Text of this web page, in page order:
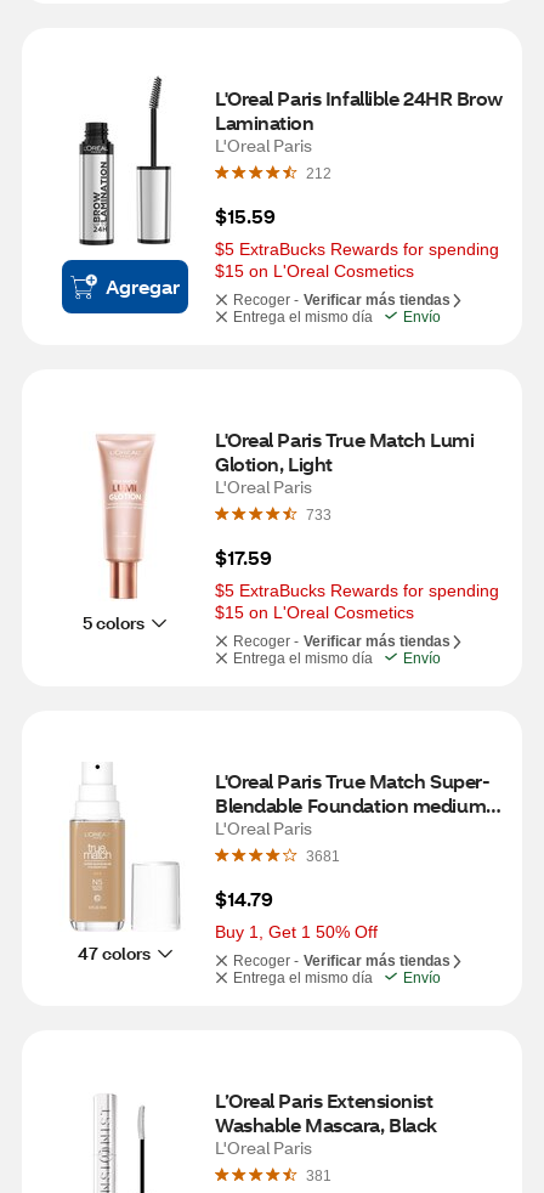
Agregar
L'Oreal Paris Infallible 24HR Brow
Lamination
L'Oreal Paris
212
$15.59
$5 ExtraBucks Rewards for spending
$15 on L'Oreal Cosmetics
Recoger - Verificar más tiendas
Entrega el mismo día
Envío
5 colors
L'Oreal Paris True Match Lumi
Glotion, Light
L'Oreal Paris
733
$17.59
$5 ExtraBucks Rewards for spending
$15 on L'Oreal Cosmetics
Recoger - Verificar más tiendas
Entrega el mismo día
Envío
47 colors
L'Oreal Paris True Match Super-
Blendable Foundation medium
coverage, N5, Medium, 1 oz
L'Oreal Paris
3681
$14.79
Buy 1, Get 1 50% Off
Recoger - Verificar más tiendas
Entrega el mismo día
Envío
L’Oreal Paris Extensionist
Washable Mascara, Black
L'Oreal Paris
381